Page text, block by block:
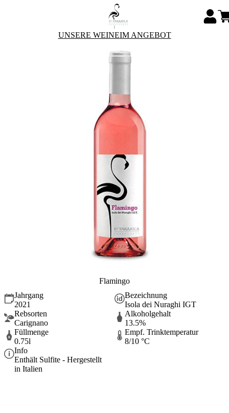
UNSERE WEINEIM ANGEBOT
Flamingo
Jahrgang
2021
Bezeichnung
Isola dei Nuraghi IGT
Rebsorten
Carignano
Alkoholgehalt
13.5%
Füllmenge
0.75l
Empf. Trinktemperatur
8/10 °C
Info
Enthält Sulfite - Hergestellt
in Italien